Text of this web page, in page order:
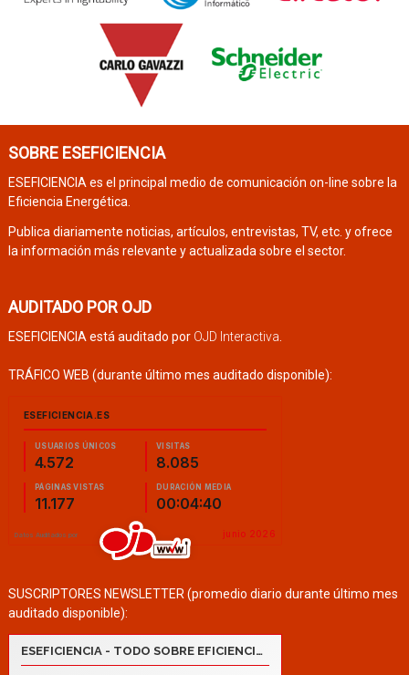
SOBRE ESEFICIENCIA
ESEFICIENCIA es el principal medio de comunicación on-line sobre la
Eficiencia Energética.
Publica diariamente noticias, artículos, entrevistas, TV, etc. y ofrece
la información más relevante y actualizada sobre el sector.
AUDITADO POR OJD
ESEFICIENCIA está auditado por OJD Interactiva.
TRÁFICO WEB (durante último mes auditado disponible):
SUSCRIPTORES NEWSLETTER (promedio diario durante último mes
auditado disponible):